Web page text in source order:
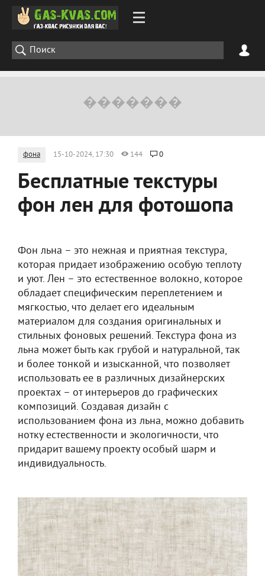
фона 15-10-2024, 17:30 144 0
Бесплатные текстуры
фон лен для фотошопа
Фон льна – это нежная и приятная текстура,
которая придает изображению особую теплоту
и уют. Лен – это естественное волокно, которое
обладает специфическим переплетением и
мягкостью, что делает его идеальным
материалом для создания оригинальных и
стильных фоновых решений. Текстура фона из
льна может быть как грубой и натуральной, так
и более тонкой и изысканной, что позволяет
использовать ее в различных дизайнерских
проектах – от интерьеров до графических
композиций. Создавая дизайн с
использованием фона из льна, можно добавить
нотку естественности и экологичности, что
придарит вашему проекту особый шарм и
индивидуальность.